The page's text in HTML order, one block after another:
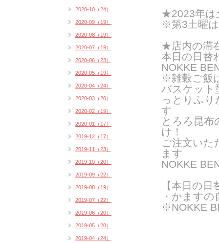
★2023年は
※第3土曜
★店内の滞
本日の日替
NOKKE
※雑穀ご飯
バスケット
っとりふり
す
とろろ昆布
け！
ご注文いた
ま す
NOKKE
【本日の
・かます
※NOKKE
2020-10（24）
2020-09（19）
2020-08（19）
2020-07（19）
2020-06（23）
2020-05（19）
2020-04（24）
2020-03（20）
2020-02（19）
2020-01（17）
2019-12（17）
2019-11（23）
2019-10（20）
2019-09（22）
2019-08（19）
2019-07（22）
2019-06（20）
2019-05（20）
2019-04（24）